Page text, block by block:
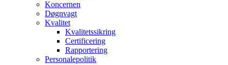
Koncernen
Døgnvagt
Kvalitet
Kvalitetssikring
Certificering
Rapportering
Personalepolitik